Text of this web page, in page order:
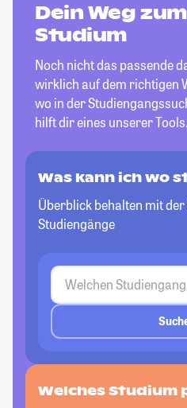
Dein Weg
Studium
Noch nicht das passende
wirklich auf dem richtigen
wo in der
hilft dir eines unserer Tools.
Was kann ich wo
Überblick behalten mit
Studiengänge
Welches Studium